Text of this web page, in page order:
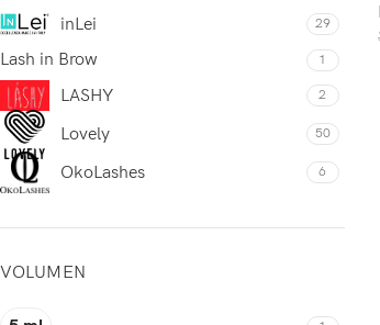
inLei 29
Lash in Brow 1
LASHY 2
Lovely 50
OkoLashes 6
VOLUMEN